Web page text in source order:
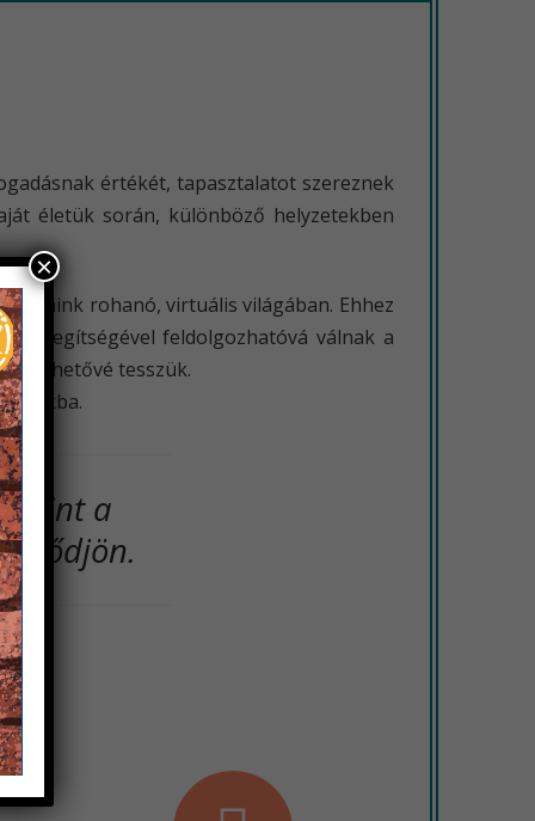
értékét, tapasztalatot szereznek
életük során, különböző helyzetekben
rohanó, virtuális világában. Ehhez
segítségével feldolgozhatóvá válnak a
tesszük.
a
×